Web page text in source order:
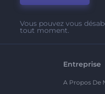
Vous pouvez vous
tout moment.
Entreprise
A Propos De